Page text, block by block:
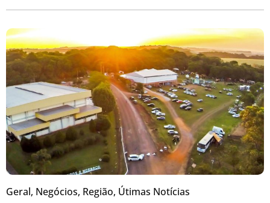
Geral, Negócios, Região, Útimas Notícias